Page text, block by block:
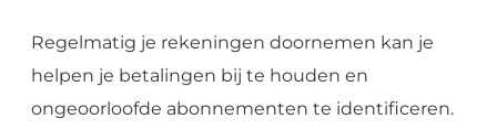
Regelmatig je rekeningen doornemen kan je
helpen je betalingen bij te houden en
ongeoorloofde abonnementen te identificeren.